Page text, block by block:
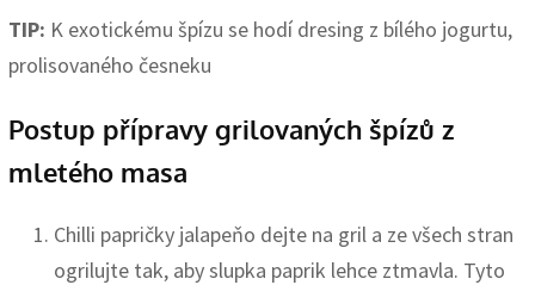
TIP: K exotickému špízu se hodí dresing z bílého jogurtu,
prolisovaného česneku
Postup přípravy grilovaných špízů z
mletého masa
Chilli papričky jalapeňo dejte na gril a ze všech stran
ogrilujte tak, aby slupka paprik lehce ztmavla. Tyto